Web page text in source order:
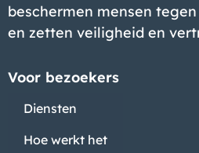
beschermen mensen
en zetten veiligheid en
Voor bezoekers
Diensten
Hoe werkt het